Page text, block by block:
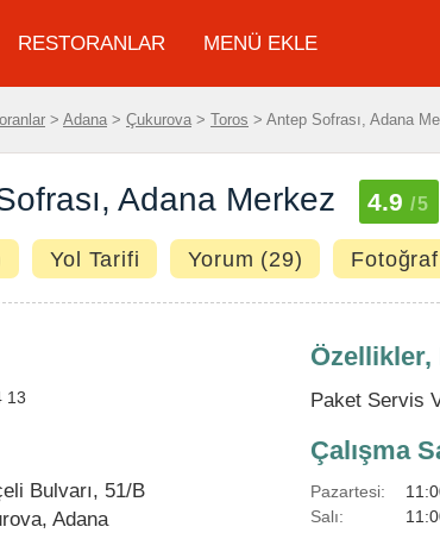
RESTORANLAR MENÜ EKLE
> Adana > Çukurova > Toros > Antep Sofrası, Adana
Adana Merkez 4.9 /5
Yol Tarifi Yorum (29)
13
Bulvarı, 51/B
, Adana
Özellikler,
Paket Servis
Çalışma
Pazartesi:
Salı: